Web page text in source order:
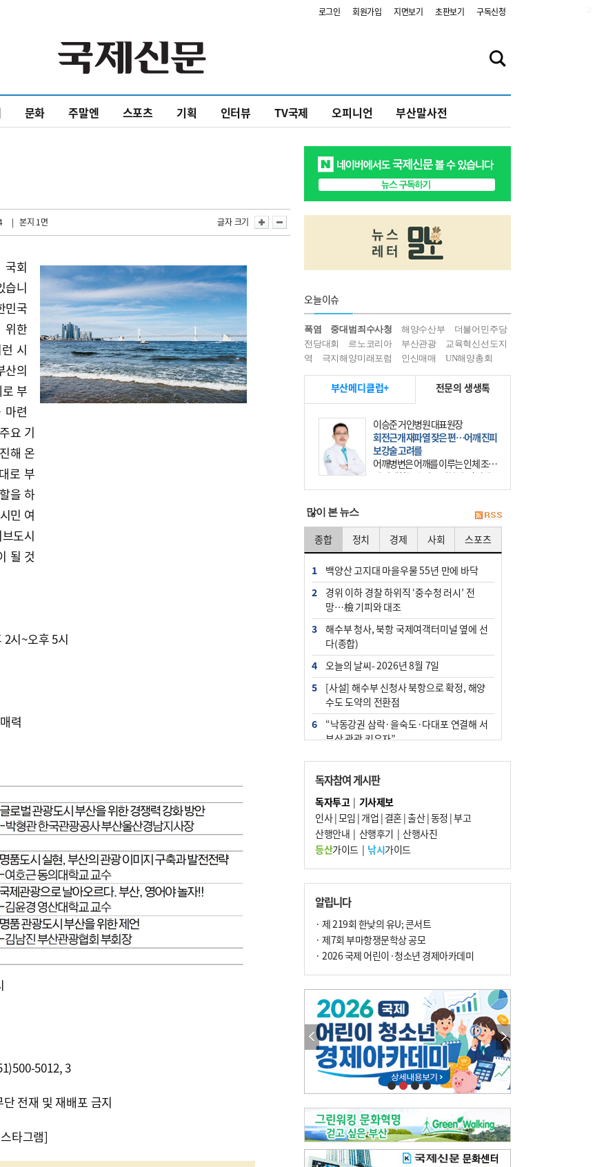
로그인 회원가입 지면보기 초판보기 구독신청
문화 주말엔 스포츠 기획 인터뷰 TV국제 오피니언 부산말사전
| 본지 1면 글자 크기
국회
습니
민국
위한
시
산의
부
마련
요 기
해 온
로 부
을 하
민 여
도시
될 것
시~오후 5시
력
5012, 3
전재 및 재배포 금지
타그램]
오늘이슈
폭염 중대범죄수사청 해양수산부
더불어민주당
전당대회
르노코리아 부산관광
교육혁신선도지
역
극지해양미래포럼 인신매매 UN해양총회
부산메디클럽+ 전문의 생생톡
이승준 거인병원 대표원장
회전근개 재파열 잦은 편…어깨 진피
보강술 고려를
어깨병변은 어깨를 이루는 인체 조직
에 발생하는 손상을 말한다. 여기에
는 오십견과 회전근개 증후군, 어깨
많이 본 뉴스
종합 정치 경제 사회 스포츠
1
백양산 고지대 마을우물 55년 만에 바닥
2
경위 이하 경찰 하위직 ‘중수청 러시’ 전
망…檢 기피와 대조
3
해수부 청사, 북항 국제여객터미널 옆에 선
다(종합)
4
오늘의 날씨- 2026년 8월 7일
5
[사설] 해수부 신청사 북항으로 확정, 해양
수도 도약의 전환점
6
“낙동강권 삼락·을숙도·다대포 연결해 서
부산 관광 키우자”
7
부울경 주말부터 비소식…‘극한 폭염’ 한풀
꺾일 듯
8
피란마을 67년 역사인데…전교생 24명 아
미초 통폐합 기로
9
외국인 선원 ‘인신매매 경유지’ 된 부산…
우려가 현실로
10 수사독점 책임 커진 경찰, 방치사건 해결 부
랴부랴 속도전
독자참여 게시판
독자투고| 기사제보
인사|모임 | 개업 | 결혼|출산|동정 |부고
산행안내 | 산행후기 | 산행사진
등산가이드| 낚시가이드
알립니다
· 제 219회 한낮의 유U; 콘서트
· 제7회 부마항쟁문학상 공모
· 2026 국제 어린이·청소년 경제아카데미